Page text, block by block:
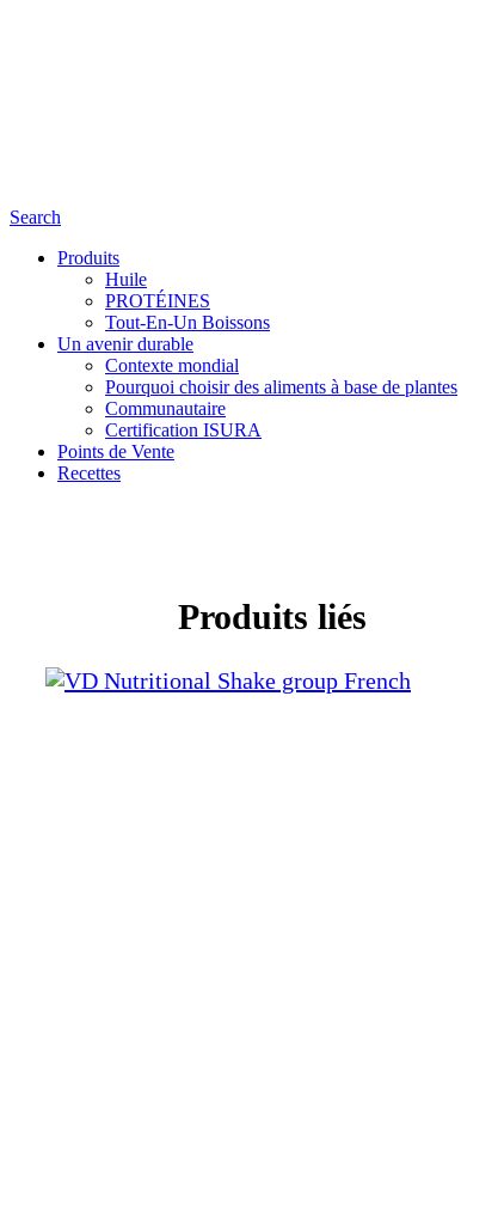
Search
Produits
Huile
PROTÉINES
Tout-En-Un Boissons
Un avenir durable
Contexte mondial
Pourquoi choisir des aliments à base de plantes
Communautaire
Certification ISURA
Points de Vente
Recettes
Produits liés